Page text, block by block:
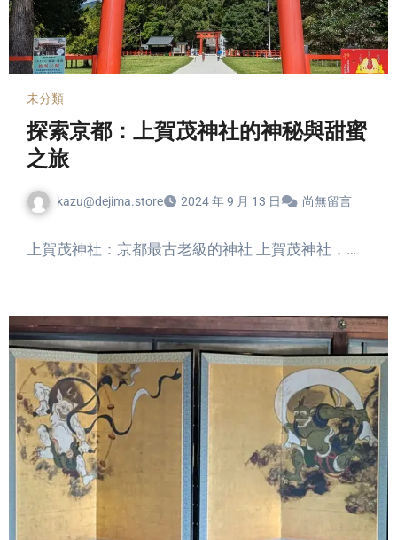
未分類
探索京都：上賀茂神社的神秘與甜蜜
之旅
kazu@dejima.store 2024 年 9 月 13 日 尚無留言
上賀茂神社：京都最古老級的神社 上賀茂神社，…